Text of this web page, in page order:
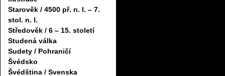
Starověk / 4500 př. n. l. – 7.
stol. n. l.
Středověk / 6 – 15. století
Studená válka
Sudety / Pohraničí
Švédsko
Švédština / Svenska